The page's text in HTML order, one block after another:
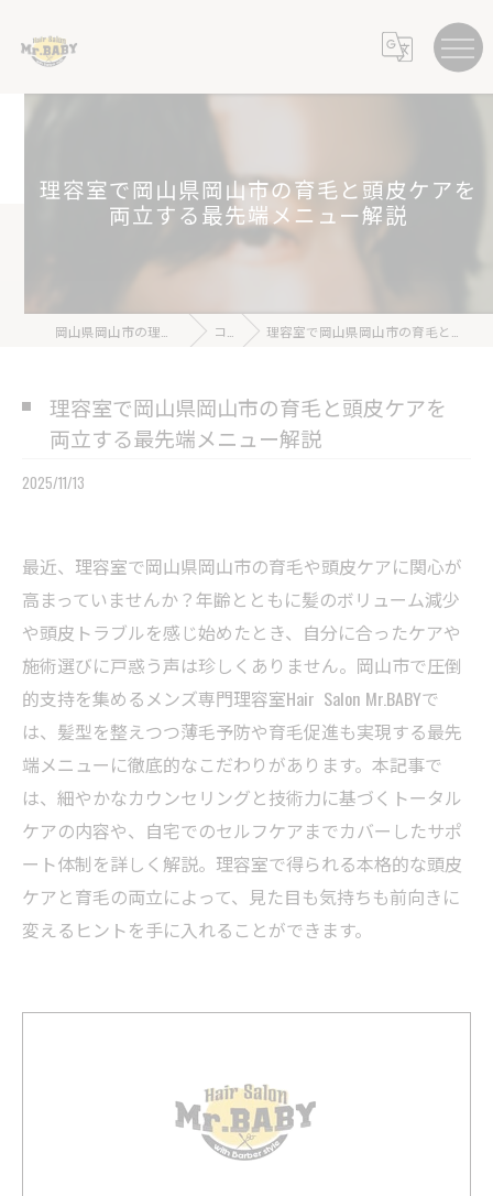
理容室で岡山県岡山市の育毛と頭皮ケアを
両立する最先端メニュー解説
コラム 理容室で岡山県岡山市の育毛と頭皮ケアを両立する最先端メニュー解説
理容室で岡山県岡山市の育毛と頭皮ケアを
両立する最先端メニュー解説
2025/11/13
最近、理容室で岡山県岡山市の育毛や頭皮ケアに関心が
高まっていませんか？年齢とともに髪のボリューム減少
や頭皮トラブルを感じ始めたとき、自分に合ったケアや
施術選びに戸惑う声は珍しくありません。岡山市で圧倒
的支持を集めるメンズ専門理容室Hair Salon Mr.BABYで
は、髪型を整えつつ薄毛予防や育毛促進も実現する最先
端メニューに徹底的なこだわりがあります。本記事で
は、細やかなカウンセリングと技術力に基づくトータル
ケアの内容や、自宅でのセルフケアまでカバーしたサポ
ート体制を詳しく解説。理容室で得られる本格的な頭皮
ケアと育毛の両立によって、見た目も気持ちも前向きに
変えるヒントを手に入れることができます。